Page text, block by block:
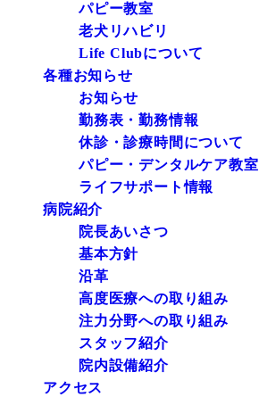
パピー教室
老犬リハビリ
Life Clubについて
各種お知らせ
お知らせ
勤務表・勤務情報
休診・診療時間について
パピー・デンタルケア教室
ライフサポート情報
病院紹介
院長あいさつ
基本方針
沿革
高度医療への取り組み
注力分野への取り組み
スタッフ紹介
院内設備紹介
アクセス